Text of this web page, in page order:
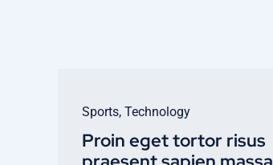
Sports, Technology
Proin eget tortor risus